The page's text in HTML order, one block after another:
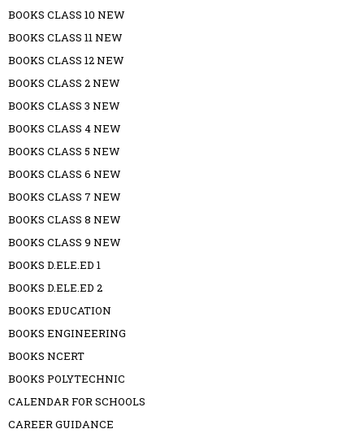
BOOKS CLASS 10 NEW
BOOKS CLASS 11 NEW
BOOKS CLASS 12 NEW
BOOKS CLASS 2 NEW
BOOKS CLASS 3 NEW
BOOKS CLASS 4 NEW
BOOKS CLASS 5 NEW
BOOKS CLASS 6 NEW
BOOKS CLASS 7 NEW
BOOKS CLASS 8 NEW
BOOKS CLASS 9 NEW
BOOKS D.ELE.ED 1
BOOKS D.ELE.ED 2
BOOKS EDUCATION
BOOKS ENGINEERING
BOOKS NCERT
BOOKS POLYTECHNIC
CALENDAR FOR SCHOOLS
CAREER GUIDANCE